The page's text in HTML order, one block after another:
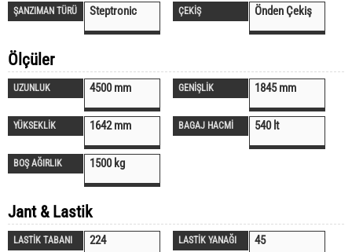
ŞANZIMAN TÜRÜ Steptronic ÇEKİŞ Önden Çekiş
Ölçüler
UZUNLUK 4500 mm GENİŞLİK 1845 mm
YÜKSEKLİK 1642 mm BAGAJ HACMİ 540 lt
BOŞ AĞIRLIK 1500 kg
Jant & Lastik
LASTİK TABANI 224 LASTİK YANAĞI 45